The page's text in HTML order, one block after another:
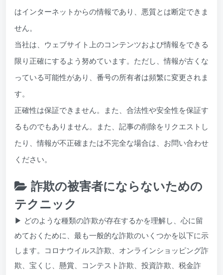
はインターネットからの情報であり、悪質とは断定できま
せん。
当社は、ウェブサイト上のコンテンツおよび情報をできる
限り正確にするよう努めています。ただし、情報が古くな
っている可能性があり、番号の所有者は頻繁に変更されま
す。
正確性は保証できません。また、合法性や安全性を保証す
るものでもありません。また、記事の削除をリクエストし
たり、情報が不正確または不完全な場合は、お問い合わせ
ください。
詐欺の被害者にならないための
テクニック
▶ どのような種類の詐欺が存在するかを理解し、心に留
めておくために、最も一般的な詐欺のいくつかを以下に示
します。コロナウイルス詐欺、オンラインショッピング詐
欺、宝くじ、懸賞、コンテスト詐欺、投資詐欺、税金詐